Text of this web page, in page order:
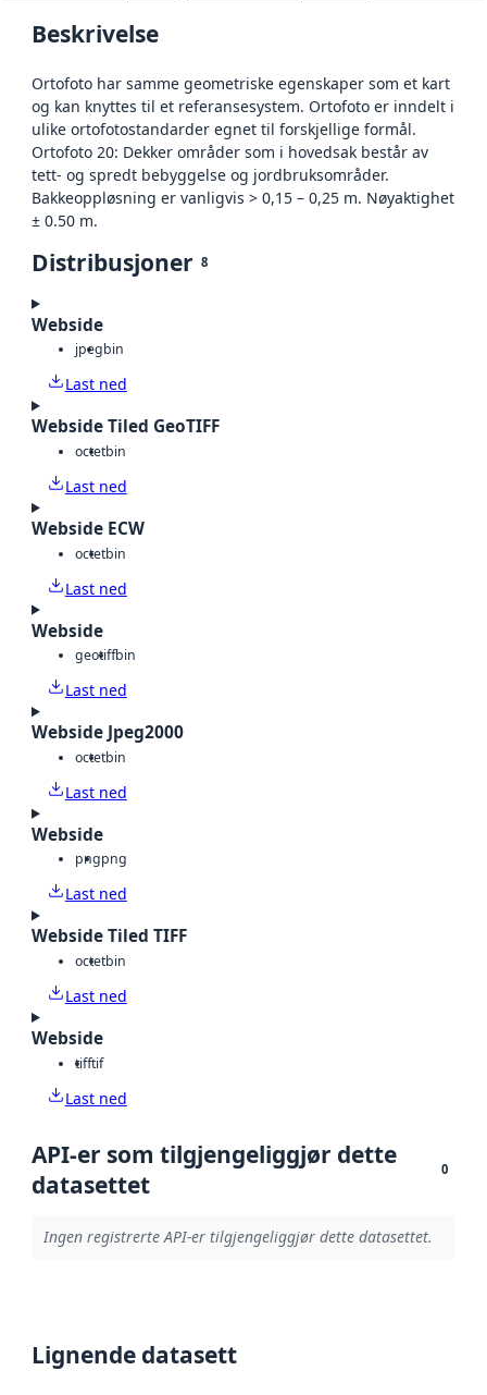
Beskrivelse
Ortofoto har samme geometriske egenskaper som et kart
og kan knyttes til et referansesystem. Ortofoto er inndelt i
ulike ortofotostandarder egnet til forskjellige formål.
Ortofoto 20: Dekker områder som i hovedsak består av
tett- og spredt bebyggelse og jordbruksområder.
Bakkeoppløsning er vanligvis > 0,15 – 0,25 m. Nøyaktighet
± 0.50 m.
Distribusjoner 8
Webside
jpegbin
Last ned
Webside Tiled GeoTIFF
octetbin
Last ned
Webside ECW
octetbin
Last ned
Webside
geotiffbin
Last ned
Webside Jpeg2000
octetbin
Last ned
Webside
pngpng
Last ned
Webside Tiled TIFF
octetbin
Last ned
Webside
tifftif
Last ned
API-er som tilgjengeliggjør dette
datasettet
0
Ingen registrerte API-er tilgjengeliggjør dette datasettet.
Lignende datasett